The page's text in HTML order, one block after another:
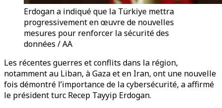
Erdogan a indiqué que la Türkiye mettra
progressivement en œuvre de nouvelles
mesures pour renforcer la sécurité des
données / AA
Les récentes guerres et conflits dans la région,
notamment au Liban, à Gaza et en Iran, ont une nouvelle
fois démontré l’importance de la cybersécurité, a affirmé
le président turc Recep Tayyip Erdogan.